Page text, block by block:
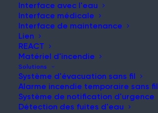
Interface avec l'eau
Interface médicale
Interface de maintenance
Lien
REACT
Matériel d'incendie
Solutions
Système d'évacuation sans fil
Alarme incendie temporaire sans fil
Système de notification d'urgence
Détection des fuites d'eau